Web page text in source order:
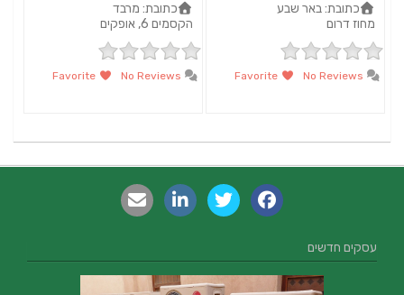
כתובת:באר שבע
מחוז דרום
כתובת: מרבד
הקסמים 6, אופקים
עסקים חדשים